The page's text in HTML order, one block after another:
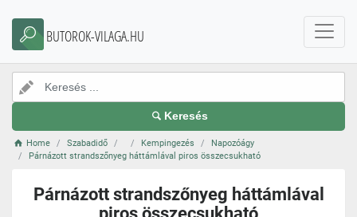
BUTOROK-VILAGA.HU
Keresés
Home Szabadidő Kempingezés
Napozóágy
Párnázott strandszőnyeg háttámlával piros összecsukható
Párnázott strandszőnyeg háttámlával